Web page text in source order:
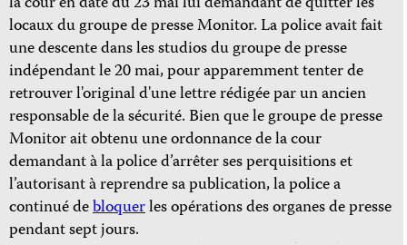
locaux du groupe de presse Monitor. La police avait fait
une descente dans les studios du groupe de presse
indépendant le 20 mai, pour apparemment tenter de
retrouver l'original d'une lettre rédigée par un ancien
responsable de la sécurité. Bien que le groupe de presse
Monitor ait obtenu une ordonnance de la cour
demandant à la police d’arrêter ses perquisitions et
l’autorisant à reprendre sa publication, la police a
continué debloquerles opérations des organes de presse
pendant sept jours.